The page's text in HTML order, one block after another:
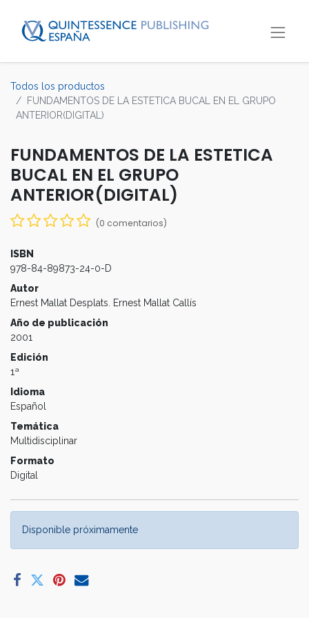
Todos los productos
FUNDAMENTOS DE LA ESTETICA BUCAL EN EL GRUPO
ANTERIOR(DIGITAL)
FUNDAMENTOS DE LA ESTETICA
BUCAL EN EL GRUPO
ANTERIOR(DIGITAL)
(0 comentarios)
ISBN
978-84-89873-24-0-D
Autor
Ernest Mallat Desplats. Ernest Mallat Callís
Año de publicación
2001
Edición
1ª
Idioma
Español
Temática
Multidisciplinar
Formato
Digital
Disponible próximamente